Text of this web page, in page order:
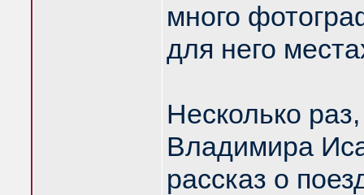
много
для него
Несколько
Владимира
рассказ о